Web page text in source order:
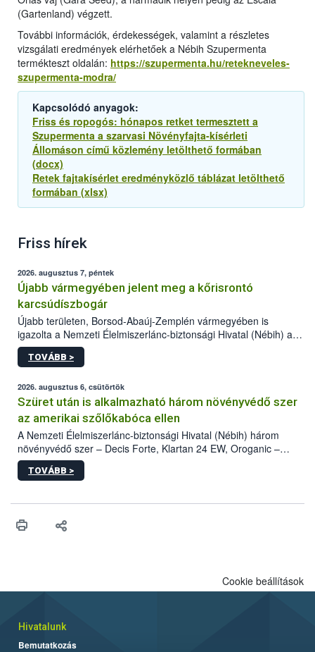
(Gartenland) végzett.
További információk, érdekességek, valamint a részletes
vizsgálati eredmények elérhetőek a Nébih Szupermenta
termékteszt oldalán: https://szupermenta.hu/retekneveles-
szupermenta-modra/
Kapcsolódó anyagok:
Friss és ropogós: hónapos retket termesztett a
Szupermenta a szarvasi Növényfajta-kísérleti
Állomáson című közlemény letölthető formában
(docx)
Retek fajtakísérlet eredményközlő táblázat letölthető
formában (xlsx)
Friss hírek
2026. augusztus 7, péntek
Újabb vármegyében jelent meg a kőrisrontó
karcsúdíszbogár
Újabb területen, Borsod-Abaúj-Zemplén vármegyében is
igazolta a Nemzeti Élelmiszerlánc-biztonsági Hivatal (Nébih) a
kőrisrontó karcsúdíszbogár (Agrilus planipennis) jelenlétét. A
kártevőt nem csak színcsapdában találták meg, de már fertőzött
az intenzív felderítést, emellett az intézkedéseket a szlovák
hatósággal is összehangolják a terjedés megállítása érdekében.
TOVÁBB >
2026. augusztus 6, csütörtök
Szüret után is alkalmazható három növényvédő szer
az amerikai szőlőkabóca ellen
A Nemzeti Élelmiszerlánc-biztonsági Hivatal (Nébih) három
növényvédő szer – Decis Forte, Klartan 24 EW, Oroganic –
engedélyokiratát módosította, így azok a szüretet követően,
egészen a vesszőérettség (BBCH 91) stádiumáig
érésű szőlőkben is legyen lehetőség a károsító elleni további
felhasználók számára is elérhető és ökológiai termesztésben is
TOVÁBB >
Cookie beállítások
Hivatalunk
Bemutatkozás